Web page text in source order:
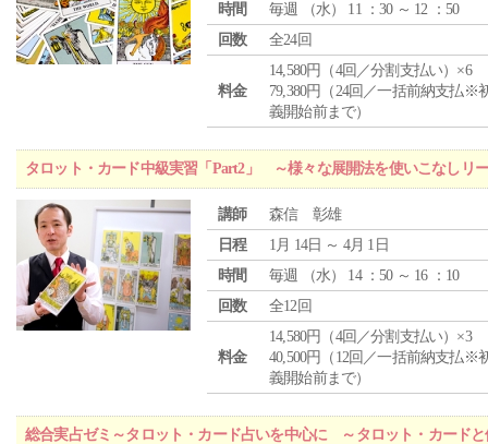
時間
毎週 （水） 11 ：30 ～ 12 ：50
回数
全24回
料金
14,580円（4回／分割支払い）×6
79,380円（24回／一括前納支払※
義開始前まで）
タロット・カード中級実習「Part2」 ～様々な展開法を使いこなしリ
講師
森信 彰雄
日程
1月 14日 ～ 4月 1日
時間
毎週 （水） 14 ：50 ～ 16 ：10
回数
全12回
料金
14,580円（4回／分割支払い）×3
40,500円（12回／一括前納支払※
義開始前まで）
総合実占ゼミ～タロット・カード占いを中心に ～タロット・カード